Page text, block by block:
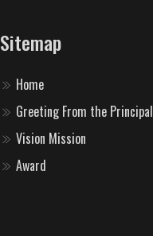
Sitemap
Home
Greeting From the Principal
Vision Mission
Award